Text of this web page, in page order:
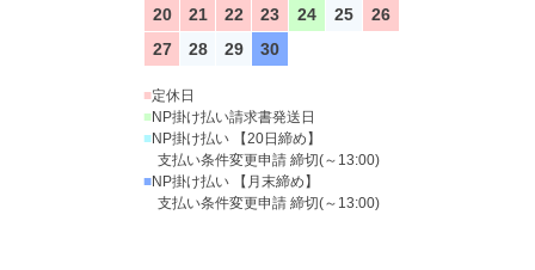
20
21 22 23 24 25
26
27
28 29 30
■定休日
■NP掛け払い請求書発送日
■NP掛け払い 【20日締め】
支払い条件変更申請 締切(～13:00)
■NP掛け払い 【月末締め】
支払い条件変更申請 締切(～13:00)